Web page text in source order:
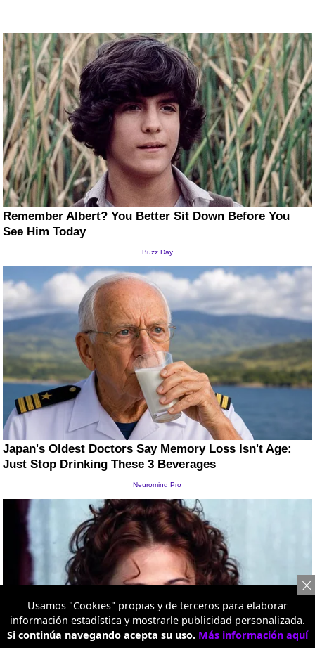
Usamos "Cookies" propias y de terceros para elaborar
información estadística y mostrarle publicidad personalizada.
Si continúa navegando acepta su uso. Más información aquí